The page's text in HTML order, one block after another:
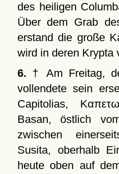
des heiligen
Über dem Grab
erstand die große
wird in deren Krypta
6. † Am Freitag,
vollendete sein
Capitolias,
Basan, östlich
zwischen
Susita, oberhalb
heute oben auf